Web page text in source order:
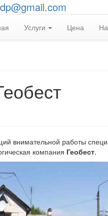
Услуги Цена
внимательной работы
компания Геобест.